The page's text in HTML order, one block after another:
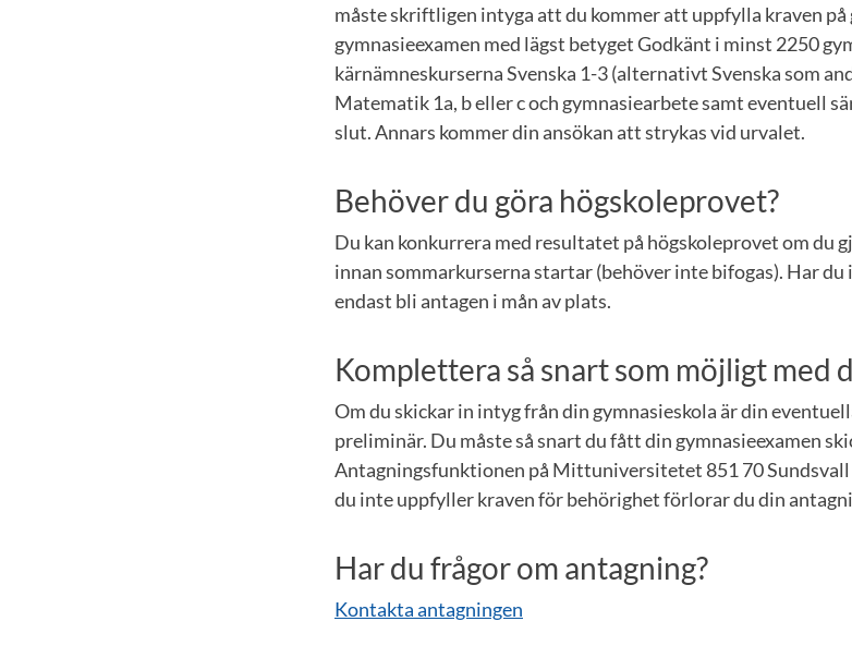
måste skriftligen intyga att du kommer att uppfylla kraven på
gymnasieexamen med lägst betyget Godkänt i minst 2250
kärnämneskurserna Svenska 1-3 (alternativt Svenska som
Matematik 1a, b eller c och gymnasiearbete samt eventuell
slut. Annars kommer din ansökan att strykas vid urvalet.
Behöver du göra högskoleprovet?
Du kan konkurrera med resultatet på högskoleprovet om du
innan sommarkurserna startar (behöver inte bifogas). Har
endast bli antagen i mån av plats.
Komplettera så snart som möjligt med
Om du skickar in intyg från din gymnasieskola är din
preliminär. Du måste så snart du fått din gymnasieexamen
Antagningsfunktionen på Mittuniversitetet 851 70
du inte uppfyller kraven för behörighet förlorar du din
Har du frågor om antagning?
Kontakta antagningen